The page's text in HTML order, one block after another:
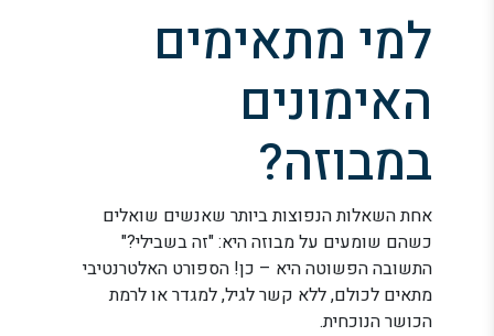
למי מתאימים
האימונים
במבוזה?
אחת השאלות הנפוצות ביותר שאנשים שואלים
כשהם שומעים על מבוזה היא: "זה בשבילי?"
התשובה הפשוטה היא – כן! הספורט האלטרנטיבי
מתאים לכולם, ללא קשר לגיל, למגדר או לרמת
הכושר הנוכחית.